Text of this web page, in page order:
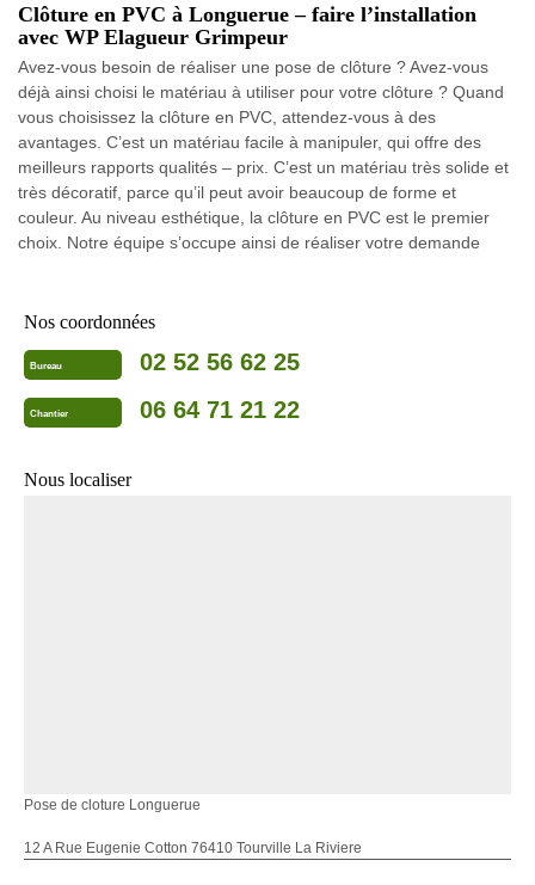
Clôture en PVC à Longuerue – faire l’installation
avec WP Elagueur Grimpeur
Avez-vous besoin de réaliser une pose de clôture ? Avez-vous
déjà ainsi choisi le matériau à utiliser pour votre clôture ? Quand
vous choisissez la clôture en PVC, attendez-vous à des
avantages. C’est un matériau facile à manipuler, qui offre des
meilleurs rapports qualités – prix. C’est un matériau très solide et
très décoratif, parce qu’il peut avoir beaucoup de forme et
couleur. Au niveau esthétique, la clôture en PVC est le premier
choix. Notre équipe s’occupe ainsi de réaliser votre demande
Nos coordonnées
Bureau 02 52 56 62 25
Chantier 06 64 71 21 22
Nous localiser
Pose de cloture Longuerue
12 A Rue Eugenie Cotton 76410 Tourville La Riviere